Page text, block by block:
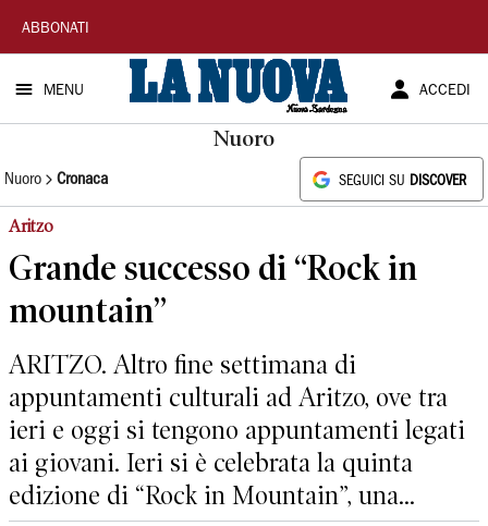
La
Nuova
Sardegna
ABBONATI
MENU ACCEDI
Nuoro
Nuoro Cronaca SEGUICI SU DISCOVER
Aritzo
Grande successo di “Rock in
mountain”
ARITZO. Altro fine settimana di
appuntamenti culturali ad Aritzo, ove tra
ieri e oggi si tengono appuntamenti legati
ai giovani. Ieri si è celebrata la quinta
edizione di “Rock in Mountain”, una...